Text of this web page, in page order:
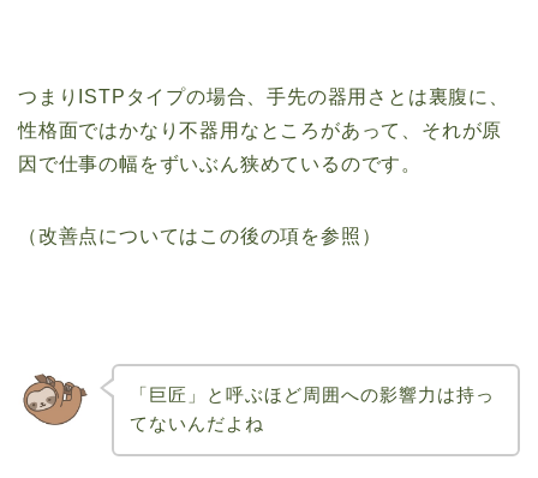
つまりISTPタイプの場合、手先の器用さとは裏腹に、
性格面ではかなり不器用なところがあって、それが原
因で仕事の幅をずいぶん狭めているのです。
（改善点についてはこの後の項を参照）
「巨匠」と呼ぶほど周囲への影響力は持っ
てないんだよね